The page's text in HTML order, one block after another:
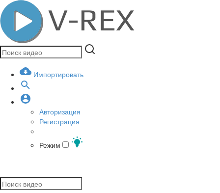
Импортировать
Авторизация
Регистрация
Режим